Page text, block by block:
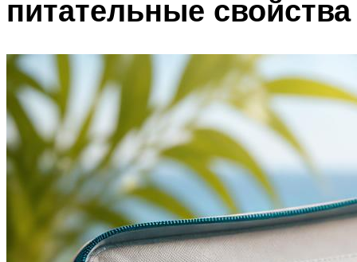
питательные свойства